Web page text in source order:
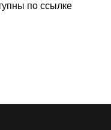
по ссылке